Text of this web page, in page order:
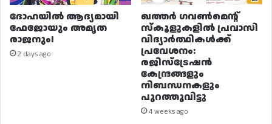
ദോഹയിൽ ആദ്യമായി
ഫേജോയും അമൃത
രാജനും!
2 days ago
ഖത്തർ ഗവൺമെന്റ്
സ്കൂളുകളിൽ പ്രവാസി
വിദ്യാർത്ഥികൾക്ക്
പ്രവേശനം:
രജിസ്ട്രേഷൻ
കേന്ദ്രങ്ങളും
നിബന്ധനകളും
പുറത്തുവിട്ടു
4 weeks ago